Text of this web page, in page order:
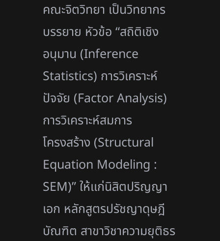
คณะจิตวิทยา เป็นวิทยากร
บรรยาย หัวข้อ “สถิติเชิง
อนุมาน (Inference
Statistics) การวิเคราะห์
ปัจจัย (Factor Analysis)
การวิเคราะห์สมการ
โครงสร้าง (Structural
Equation Modeling :
SEM)” ให้เเก่นิสิตปริญญา
เอก หลักสูตรปรัชญาดุษฎี
บัณฑิต สาขาวิชาความยุติธร